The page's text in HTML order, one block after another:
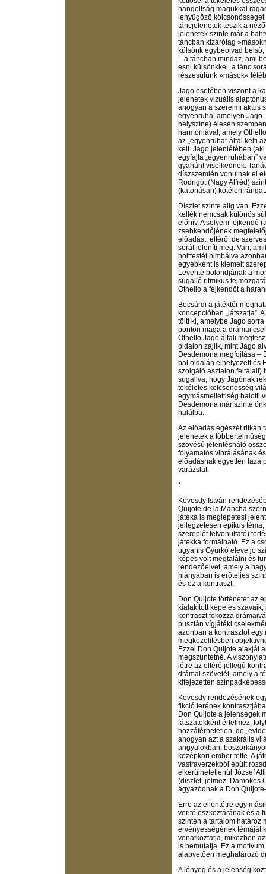
hangoltság magukkal
lenyűgöző
táncjelenetek teszik a
jelenetek szinte már a
táncban kizárólag
külsőnk egybeolvad
– a táncban mindaz, ami
esni külsőnkkel, a tánc
részesülünk »mások«
Jago esetében viszont a
jelenetek vizuális
ahogyan a szerelmi aktus
egyenruha, amelyen Jago
helyszíne) élesen
harmóniával, amely
az „egyenruha” által kelti
kelt. Jago jelenlétében
egyfajta „egyenruhában”
gyanánt viselkednek.
díszszemlén vonulnak el
Rodrigót (Nagy Alfréd)
(katonásan) kötélen rángat.
Díszlet szinte alig van.
kellék nemcsak különös
előhív. A selyem fejkendő
zsebkendőjének
előadást, eltérő, de
sorát jeleníti meg. Van,
holttestét himbálva
egyébként is kiemelt
Levente bolondjának a
sugalló ritmikus
Othello a fejkendőt a
Bocsárdi a játéktér
koncepcióban „játszatja”.
tölti ki, amelybe Jago
ponton maga a drámai
Othello Jago általi
oldalon zajlik, mint Jago
Desdemona megfojtása –
bal oldalán elhelyezett és
szolgáló asztalon feltálalt)
sugallva, hogy Jagónak
tökéletes kölcsönösség
egymásmellettiség halotti
Desdemona már szinte
halálba.
Az előadás egészét ritkán
jelenetek a
szövésű jelentésháló
folyamatos vibrálásának
előadásnak egyetlen laza
varázslat.
*
Kövesdy István
Quijote de la Mancha
játéka is meglepetést
jellegzetesen epikus
szereplőt felvonultató)
játékká formálható. Ez a
ugyanis Gyurkó eleve jó
képes volt megtalálni és
rendezőelvet, amely a
hiányában is erőteljes
és ez a kontraszt.
Don Quijote történetét az
kialakított képe és
kontraszt fokozza
pusztán vígjátéki
azonban a kontrasztot
megközelítésben
Ezzel Don Quijote alakját
megszüntetné. A
létre az eltérő jellegű
drámai szövetét, amely a
kifejezetten
Kövesdy rendezésének
fikció terének
Don Quijote a jelenségek
látszatokként értelmez,
hozzáférhetetlen, de
ahogyan azt a szakrális
angyalokban,
középkori ember tette. A
vastraverzekből épült
elkerülhetetlenül József
(díszlet, jelmez: Damokos
ágyazódnak a Don
Erre az ellentétre egy
verité eszköztárának és a
szintén a tartalom határoz
érvényességének témáját
vonatkoztatja, miközben
is bemutatja. Ez a
alapvetően meghatározó
A lényeg és a jelenség